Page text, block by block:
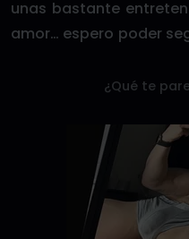
unas bastante
amor… espero poder
¿Qué te